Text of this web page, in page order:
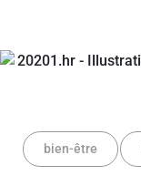
bien-être